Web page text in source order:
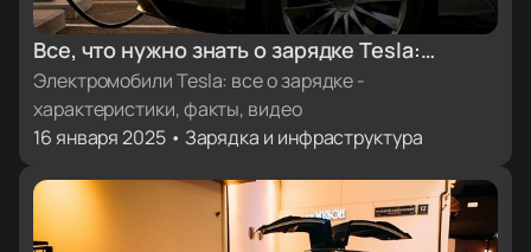
Все, что нужно знать о зарядке Tesla:
характеристики, факты, видеоинструкции
Электромобили Tesla: все о зарядке -
характеристики, факты, видео
16 января 2025 • Зарядка и инфраструктура